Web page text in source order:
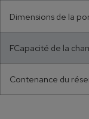
Dimensions de la
FCapacité de la
Contenance du